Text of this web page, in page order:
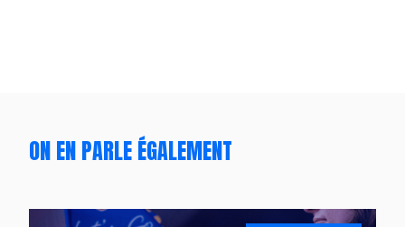
ON EN PARLE ÉGALEMENT